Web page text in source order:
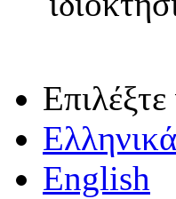
Ελληνικά
English